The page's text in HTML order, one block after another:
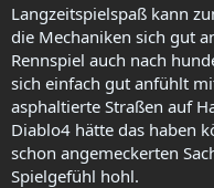
Langzeitspielspaß kann
die Mechaniken sich gut
Rennspiel auch nach
sich einfach gut anfühlt
asphaltierte Straßen auf
Diablo4 hätte das haben
schon angemeckerten
Spielgefühl hohl.